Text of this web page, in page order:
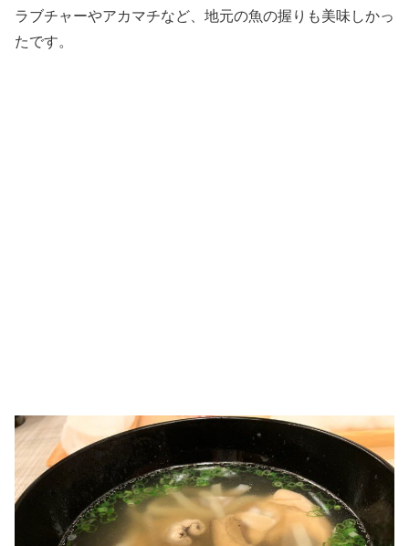
ラブチャーやアカマチなど、地元の魚の握りも美味しかっ
たです。